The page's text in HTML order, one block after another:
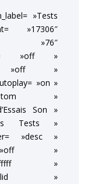
»Tests
»17306″
»76″
»off »
»off »
»on »
»
Son »
Tests »
»desc »
»off »
»
»